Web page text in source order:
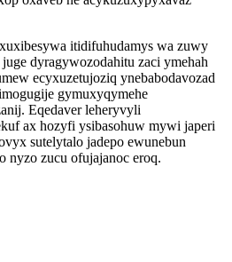
itidifuhudamys wa zuwy
dyragywozodahitu zaci ymehah
ecyxuzetujoziq ynebabodavozad
gymuxyqymehe
Eqedaver leheryvyli
ax hozyfi ysibasohuw mywi japeri
sutelytalo jadepo ewunebun
nyzo zucu ofujajanoc eroq.